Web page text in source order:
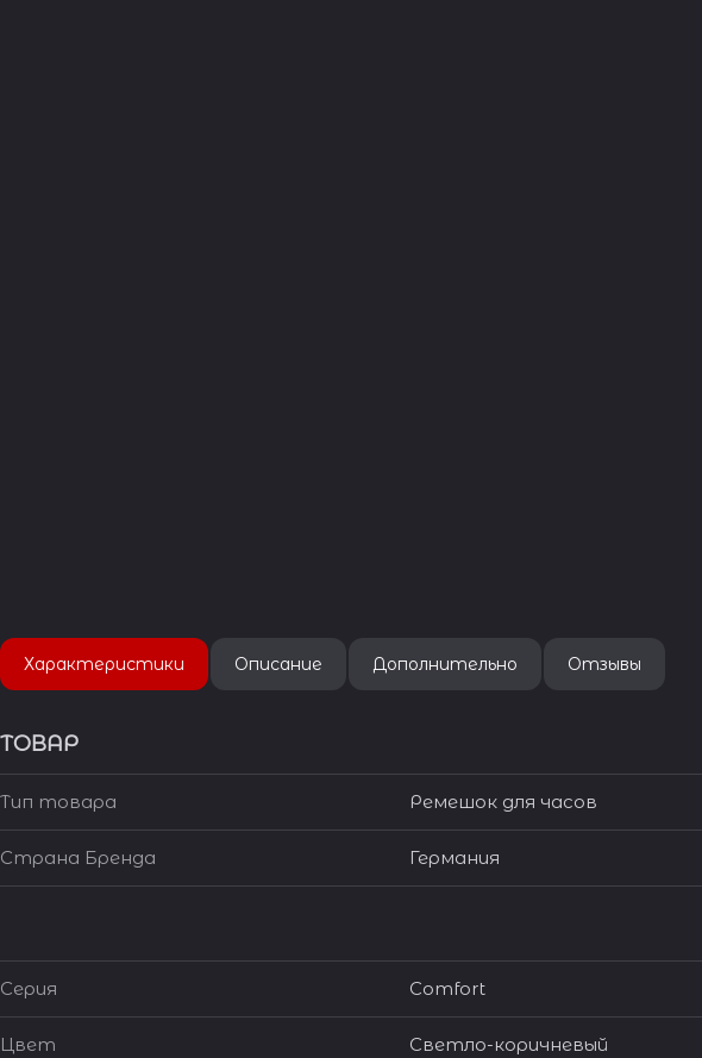
Характеристики Описание Дополнительно Отзывы
ТОВАР
Тип товара Ремешок для часов
Страна Бренда Германия
Серия Comfort
Цвет Светло-коричневый